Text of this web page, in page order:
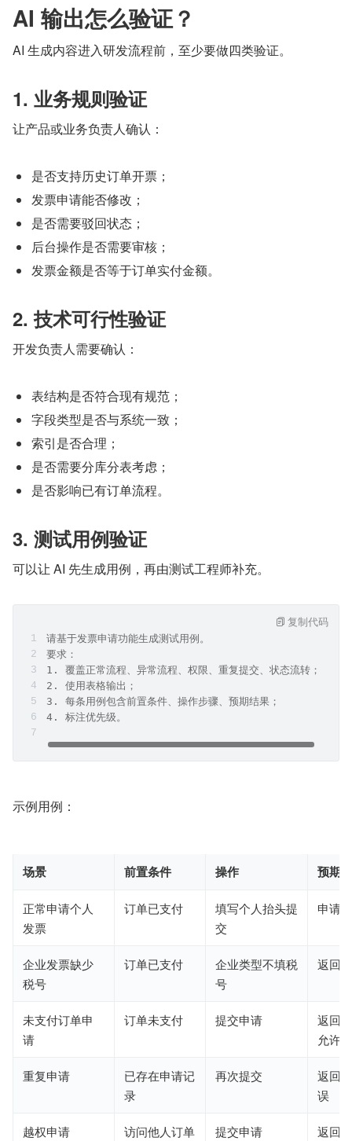
AI 输出怎么验证？
AI 生成内容进入研发流程前，至少要做四类验证。
1. 业务规则验证
让产品或业务负责人确认：
是否支持历史订单开票；
发票申请能否修改；
是否需要驳回状态；
后台操作是否需要审核；
发票金额是否等于订单实付金额。
2. 技术可行性验证
开发负责人需要确认：
表结构是否符合现有规范；
字段类型是否与系统一致；
索引是否合理；
是否需要分库分表考虑；
是否影响已有订单流程。
3. 测试用例验证
可以让 AI 先生成用例，再由测试工程师补充。
请基于发票申请功能生成测试用例。
要求：
1. 覆盖正常流程、异常流程、权限、重复提交、状态流转；
2. 使用表格输出；
3. 每条用例包含前置条件、操作步骤、预期结果；
4. 标注优先级。
复制代码
示例用例：
场景 前置条件 操作 预期
正常申请个人
发票
订单已支付
填写个人抬头提
交
申请
企业发票缺少
税号
订单已支付
企业类型不填税
号
返回
未支付订单申
请
订单未支付 提交申请
返回
允许
重复申请
已存在申请记
录
再次提交
返回
误
越权申请 访问他人订单 提交申请 返回